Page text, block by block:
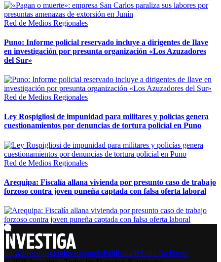
Red de Medios Regionales
Puno: Informe policial reservado incluye a dirigentes de Ilave
en investigación por presunta organización «Los Azuzadores
del Sur»
Red de Medios Regionales
Ley Rospigliosi de impunidad para militares y policías genera
cuestionamientos por denuncias de tortura policial en Puno
Red de Medios Regionales
Arequipa: Fiscalía allana vivienda por presunto caso de trabajo
forzoso contra joven puneña captada con falsa oferta laboral
InicioInvestigaciónInvestigandoPublicidadMedio Ambiente